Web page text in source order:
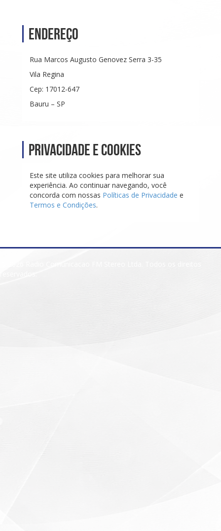
Endereço
Rua Marcos Augusto Genovez Serra 3-35
Vila Regina
Cep: 17012-647
Bauru – SP
Privacidade e Cookies
Este site utiliza cookies para melhorar sua
experiência. Ao continuar navegando, você
concorda com nossas Políticas de Privacidade e
Termos e Condições.